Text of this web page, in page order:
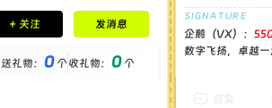
积分成就
钻石 : 1 颗
金币 : 0 枚
+ 关注 发消息
送礼物： 0个收礼物： 0个
企鹅（VX）：
数字飞扬，卓越一